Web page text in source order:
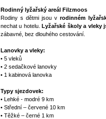
Rodinný lyžařský areál Filzmoos
Rodiny s dětmi jsou v rodinném
nechat u hotelu. Lyžařské školy a vleky
zábavné, bez dlouhého cestování.
Lanovky a vleky:
• 5 vleků
• 2 sedačkové lanovky
• 1 kabinová lanovka
Typy sjezdovek:
• Lehké - modré 9 km
• Střední – červené 10 km
• Těžké – černé 1 km